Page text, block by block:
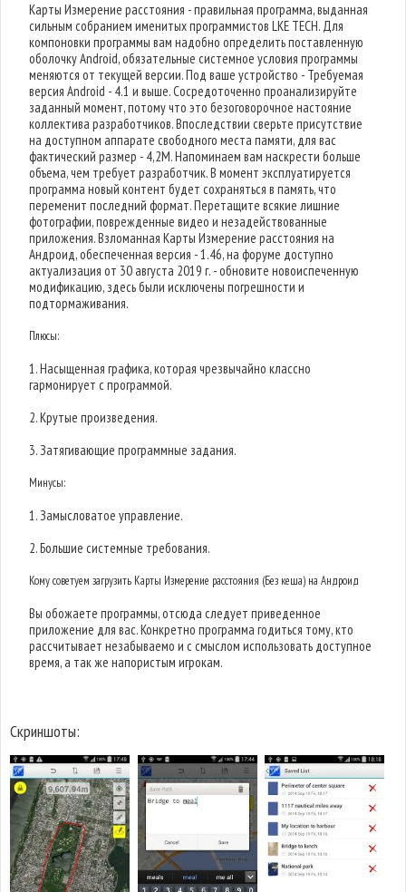
Карты Измерение расстояния - правильная программа, выданная
сильным собранием именитых программистов LKE TECH. Для
компоновки программы вам надобно определить поставленную
оболочку Android, обязательные системное условия программы
меняются от текущей версии. Под ваше устройство - Требуемая
версия Android - 4.1 и выше. Сосредоточенно проанализируйте
заданный момент, потому что это безоговорочное настояние
коллектива разработчиков. Впоследствии сверьте присутствие
на доступном аппарате свободного места памяти, для вас
фактический размер - 4,2M. Напоминаем вам наскрести больше
объема, чем требует разработчик. В момент эксплуатируется
программа новый контент будет сохраняться в память, что
переменит последний формат. Перетащите всякие лишние
фотографии, поврежденные видео и незадействованные
приложения. Взломанная Карты Измерение расстояния на
Андроид, обеспеченная версия - 1.46, на форуме доступно
актуализация от 30 августа 2019 г. - обновите новоиспеченную
модификацию, здесь были исключены погрешности и
подтормаживания.
Плюсы:
1. Насыщенная графика, которая чрезвычайно классно
гармонирует с программой.
2. Крутые произведения.
3. Затягивающие программные задания.
Минусы:
1. Замысловатое управление.
2. Большие системные требования.
Кому советуем загрузить Карты Измерение расстояния (Без кеша) на Андроид
Вы обожаете программы, отсюда следует приведенное
приложение для вас. Конкретно программа годиться тому, кто
рассчитывает незабываемо и с смыслом использовать доступное
время, а так же напористым игрокам.
Скриншоты: